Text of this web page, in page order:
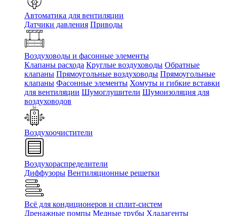
Автоматика для вентиляции
Датчики давления Приводы
Воздуховоды и фасонные элементы
Клапаны расхода Круглые воздуховоды Обратные
клапаны Прямоугольные воздуховоды Прямоугольные
клапаны Фасонные элементы Хомуты и гибкие вставки
для вентиляции Шумоглушители Шумоизоляция для
воздуховодов
Воздухоочистители
Воздухораспределители
Диффузоры Вентиляционные решетки
Всё для кондиционеров и сплит-систем
Дренажные помпы Медные трубы Хладагенты